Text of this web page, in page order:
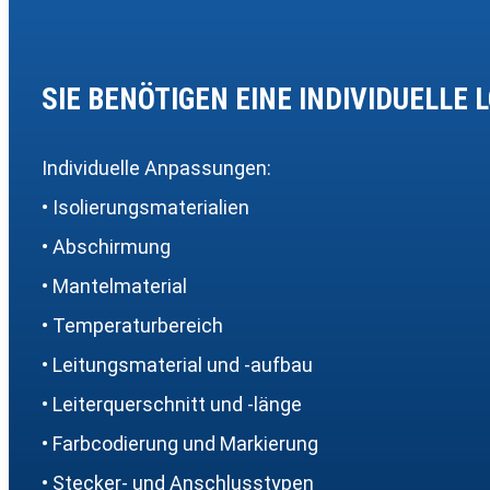
SIE BENÖTIGEN EINE INDIVIDUELLE
Individuelle Anpassungen:
• Isolierungsmaterialien
• Abschirmung
• Mantelmaterial
• Temperaturbereich
• Leitungsmaterial und -aufbau
• Leiterquerschnitt und -länge
• Farbcodierung und Markierung
• Stecker- und Anschlusstypen